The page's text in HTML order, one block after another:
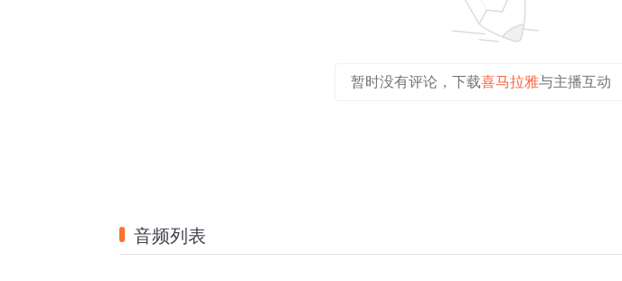
暂时没有评论，下载喜马拉雅与主播互动
音频列表